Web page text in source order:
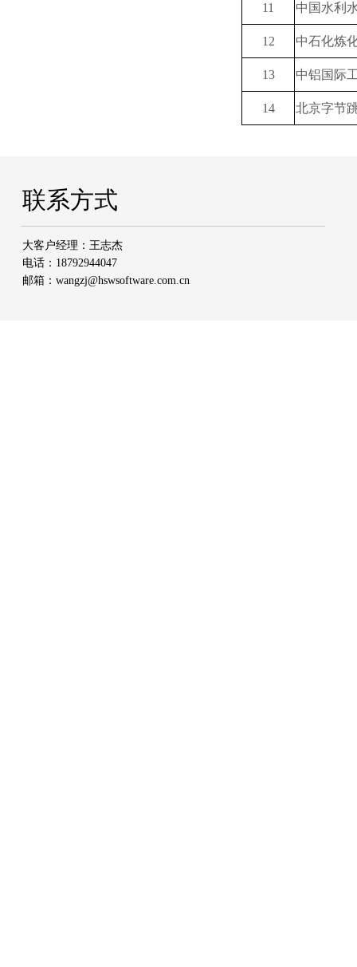
11 中国水利
12 中石化炼
13 中铝国际
14 北京字节
联系方式
大客户经理：王志杰
电话： 18792944047
邮箱：wangzj@hswsoftware.com.cn